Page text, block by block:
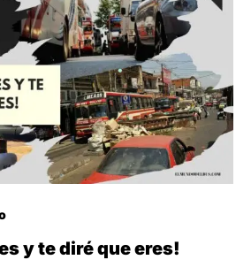
y te diré que eres!